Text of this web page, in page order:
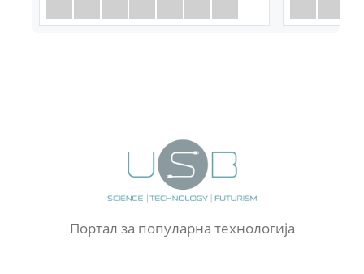
Портал за популарна технологија